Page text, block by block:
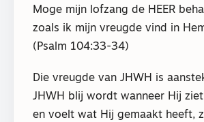
Moge mijn lofzang de HEER
zoals ik mijn vreugde vind in
(Psalm 104:33-34)
Die vreugde van JHWH is
JHWH blij wordt wanneer Hij
en voelt wat Hij gemaakt heeft,